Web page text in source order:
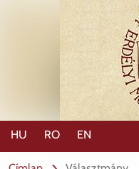
HU RO EN